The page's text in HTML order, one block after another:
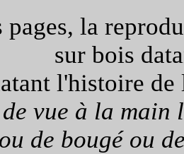
pages, la
sur bois
l'histoire de
vue à la main
de bougé ou